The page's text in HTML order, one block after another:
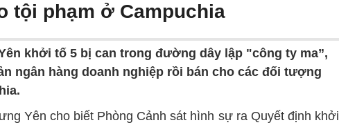
tội phạm ở Campuchia
khởi tố 5 bị can trong đường dây lập "công ty ma”,
ngân hàng doanh nghiệp rồi bán cho các đối tượng
Yên cho biết Phòng Cảnh sát hình sự ra Quyết định khởi